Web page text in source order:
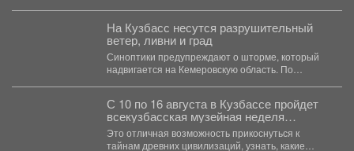
На Кузбасс несутся разрушительный
ветер, ливни и град
Синоптики предупреждают о шторме, который
надвигается на Кемеровскую область. По
С 10 по 16 августа в Кузбассе пройдет
всекузбасская музейная неделя
археологии и палеонтологии.
Это отличная возможность прикоснуться к
тайнам древних цивилизаций, узнать, какие